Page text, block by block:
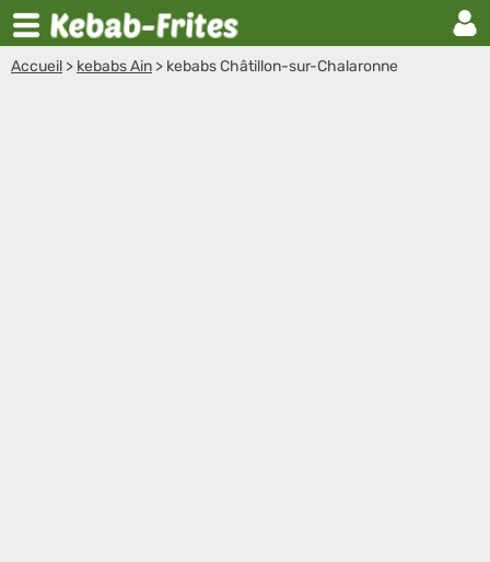
Accueil > kebabs Ain > kebabs Châtillon-sur-Chalaronne